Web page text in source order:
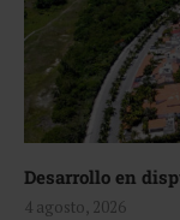
Desarrollo en
4 agosto, 2026